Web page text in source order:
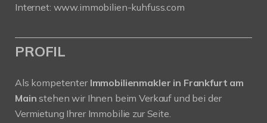
Internet: www.immobilien-kuhfuss.com
PROFIL
Als kompetenter Immobilienmakler in Frankfurt am
Main stehen wir Ihnen beim Verkauf und bei der
Vermietung Ihrer Immobilie zur Seite.